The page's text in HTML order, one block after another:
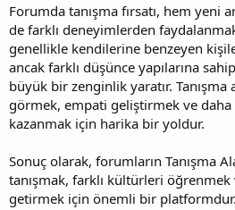
Forumda tanışma fırsatı, hem yeni
de farklı deneyimlerden
genellikle kendilerine benzeyen
ancak farklı düşünce yapılarına
büyük bir zenginlik yaratır.
görmek, empati geliştirmek ve daha
kazanmak için harika bir yoldur.
Sonuç olarak, forumların Tanışma
tanışmak, farklı kültürleri
getirmek için önemli bir